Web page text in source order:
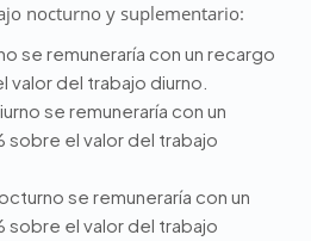
nocturno y suplementario:
se remuneraría con un recargo
valor del trabajo diurno.
se remuneraría con un
sobre el valor del trabajo
se remuneraría con un
sobre el valor del trabajo